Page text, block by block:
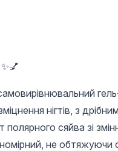
нігтів, з
сяйва зі
не обтяжуючи